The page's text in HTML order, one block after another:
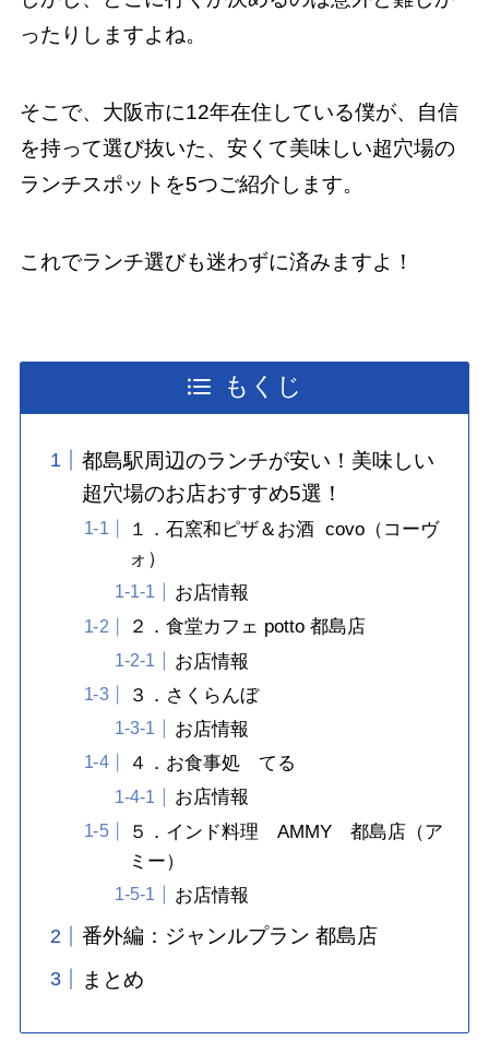
ったりしますよね。
そこで、大阪市に12年在住している僕が、自信
を持って選び抜いた、安くて美味しい超穴場の
ランチスポットを5つご紹介します。
これでランチ選びも迷わずに済みますよ！
もくじ
都島駅周辺のランチが安い！美味しい
超穴場のお店おすすめ5選！
１．石窯和ピザ＆お酒 covo（コーヴ
ォ）
お店情報
２．食堂カフェ potto 都島店
お店情報
３．さくらんぼ
お店情報
４．お食事処 てる
お店情報
５．インド料理 AMMY 都島店（ア
ミー）
お店情報
番外編：ジャンルプラン 都島店
まとめ